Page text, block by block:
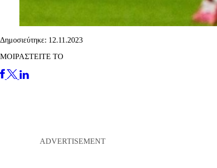
Δημοσιεύτηκε: 12.11.2023
ΜΟΙΡΑΣΤΕΙΤΕ ΤΟ